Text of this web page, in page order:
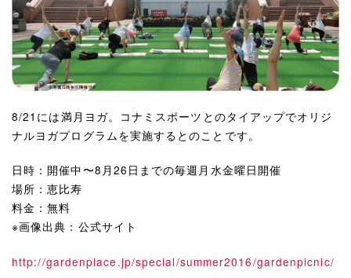
8/21には満月ヨガ。コナミスポーツとのタイアップでオリジ
ナルヨガプログラムを実施するとのことです。
日時：開催中〜8月26日までの毎週月水金曜日開催
場所：恵比寿
料金：無料
※画像出典：公式サイト
http://gardenplace.jp/special/summer2016/gardenpicnic/